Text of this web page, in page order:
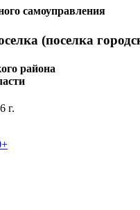
самоуправления
(поселка
района
г.